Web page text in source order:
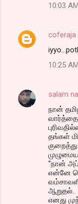
10:03 AM
coferaja
10:25 AM
salam
நான்
தங்கள்
"நான்
என்னே
ஆறுதல்.
எனது